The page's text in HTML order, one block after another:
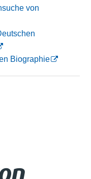
von
Biographie